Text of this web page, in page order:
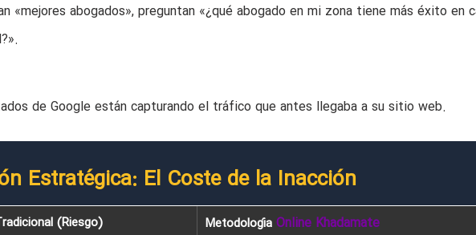
«mejores abogados», preguntan «¿qué abogado en mi zona tiene más éxito en
de Google están capturando el tráfico que antes llegaba a su sitio web.
Estratégica: El Coste de la Inacción
(Riesgo) Metodología Online Khadamate